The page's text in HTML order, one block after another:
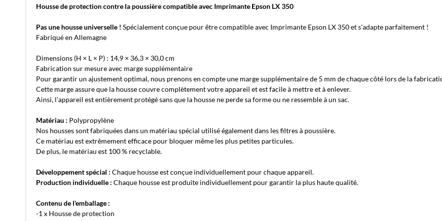
Housse de protection contre la poussière compatible avec Imprimante Epson LX 350
Pas une housse universelle ! Spécialement conçue pour être compatible avec Imprimante Epson LX 350 et s'adapte parfaitement !
Fabriqué en Allemagne
Dimensions (H × L × P) : 14,9 × 36,3 × 30,0 cm
Fabrication sur mesure avec marge supplémentaire
Pour garantir un ajustement optimal, nous prenons en compte une marge supplémentaire de 5 mm de chaque côté lors de la
Cette marge assure que la housse couvre complètement votre appareil et est facile à mettre et à enlever.
Ainsi, l'appareil est entièrement protégé sans que la housse ne perde sa forme ou ne ressemble à un sac.
Matériau : Polypropylène
Nos housses sont fabriquées dans un matériau spécial utilisé également dans les filtres à poussière.
Ce matériau est extrêmement efficace pour bloquer même les plus petites particules.
De plus, le matériau est 100 % recyclable.
Développement spécial : Chaque housse est conçue individuellement pour chaque appareil.
Production individuelle : Chaque housse est produite individuellement pour garantir la plus haute qualité.
Contenu de l'emballage :
-1 x Housse de protection